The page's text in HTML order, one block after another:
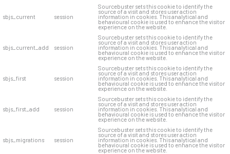
sbjs_current session
Sourcebuster sets this cookie to identify the
source of a visit and stores user action
information in cookies. This analytical and
behavioural cookie is used to enhance the visitor
experience on the website.
sbjs_current_add session
Sourcebuster sets this cookie to identify the
source of a visit and stores user action
information in cookies. This analytical and
behavioural cookie is used to enhance the visitor
experience on the website.
sbjs_first session
Sourcebuster sets this cookie to identify the
source of a visit and stores user action
information in cookies. This analytical and
behavioural cookie is used to enhance the visitor
experience on the website.
sbjs_first_add session
Sourcebuster sets this cookie to identify the
source of a visit and stores user action
information in cookies. This analytical and
behavioural cookie is used to enhance the visitor
experience on the website.
sbjs_migrations session
Sourcebuster sets this cookie to identify the
source of a visit and stores user action
information in cookies. This analytical and
behavioural cookie is used to enhance the visitor
experience on the website.